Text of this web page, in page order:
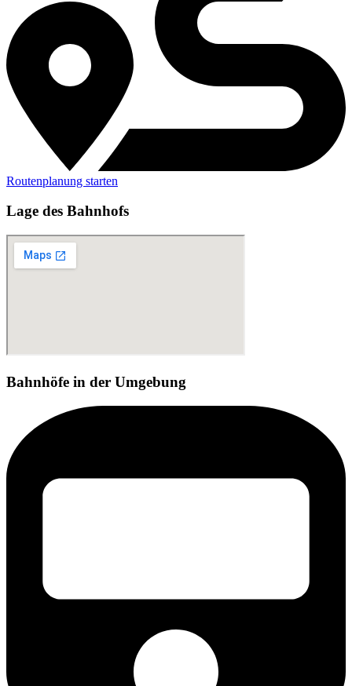
Routenplanung starten
Lage des Bahnhofs
Bahnhöfe in der Umgebung